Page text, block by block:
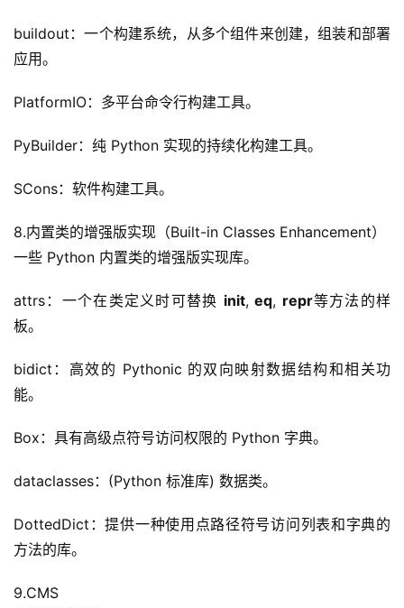
buildout：一个构建系统，从多个组件来创建，组装和部署
应用。
PlatformIO：多平台命令行构建工具。
PyBuilder：纯 Python 实现的持续化构建工具。
SCons：软件构建工具。
8.内置类的增强版实现（Built-in Classes Enhancement）
一些 Python 内置类的增强版实现库。
attrs：一个在类定义时可替换 init, eq, repr等方法的样
板。
bidict：高效的 Pythonic 的双向映射数据结构和相关功
能。
Box：具有高级点符号访问权限的 Python 字典。
dataclasses：(Python 标准库) 数据类。
DottedDict：提供一种使用点路径符号访问列表和字典的
方法的库。
9.CMS